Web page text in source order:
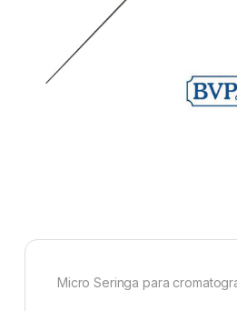
Micro Seringa para